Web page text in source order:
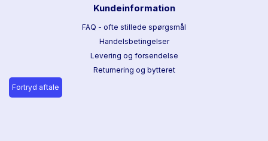
Kundeinformation
FAQ - ofte stillede spørgsmål
Handelsbetingelser
Levering og forsendelse
Returnering og bytteret
Fortryd aftale